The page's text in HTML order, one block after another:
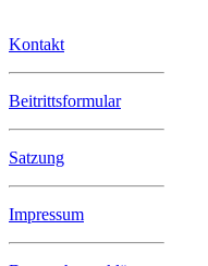
Kontakt
Beitrittsformular
Satzung
Impressum